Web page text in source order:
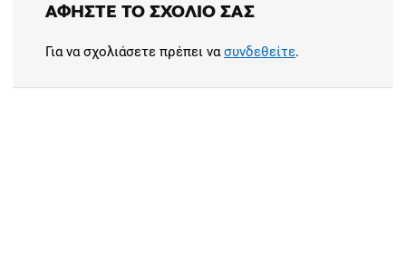
ΑΦΉΣΤΕ ΤΟ ΣΧΌΛΙΟ ΣΑΣ
Για να σχολιάσετε πρέπει νασυνδεθείτε.